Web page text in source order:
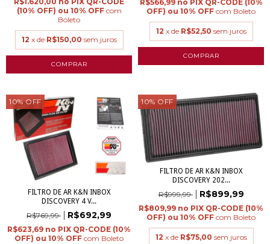
com
Boleto
12 x de R$150,00 sem juros
R$566,99
com Boleto
12 x de R$52,50 sem juros
10%OFF
FILTRO DE AR K&N INBOX
DISCOVERY 4 V...
R$769,99 R$692,99
R$623,69
com Boleto
10% OFF
FILTRO DE AR K&N INBOX
DISCOVERY 202...
R$999,99 R$899,99
R$809,99
com Boleto
12 x de R$75,00 sem juros